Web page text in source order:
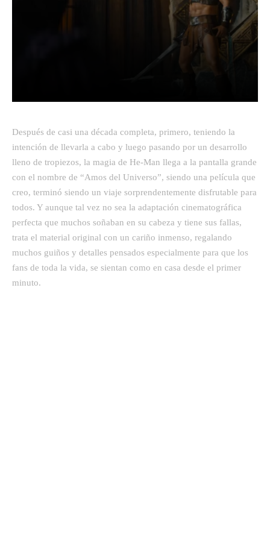
Después de casi una década completa, primero, teniendo la
intención de llevarla a cabo y luego pasando por un desarrollo
lleno de tropiezos, la magia de He-Man llega a la pantalla grande
con el nombre de “Amos del Universo”, siendo una película que
creo, terminó siendo un viaje sorprendentemente disfrutable para
todos. Y aunque tal vez no sea la adaptación cinematográfica
perfecta que muchos soñaban en su cabeza y tiene sus fallas,
trata el material original con un cariño inmenso, regalando
muchos guiños y detalles pensados especialmente para que los
fans de toda la vida, se sientan como en casa desde el primer
minuto.